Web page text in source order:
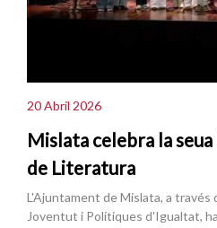
20 Abril 2026
Mislata celebra la
de Literatura
L'Ajuntament de Mislata, a través
Joventut i Polítiques d'Igualtat,